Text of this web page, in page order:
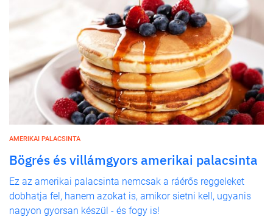
AMERIKAI PALACSINTA
Bögrés és villámgyors amerikai palacsinta
Ez az amerikai palacsinta nemcsak a ráérős reggeleket
dobhatja fel, hanem azokat is, amikor sietni kell, ugyanis
nagyon gyorsan készül - és fogy is!